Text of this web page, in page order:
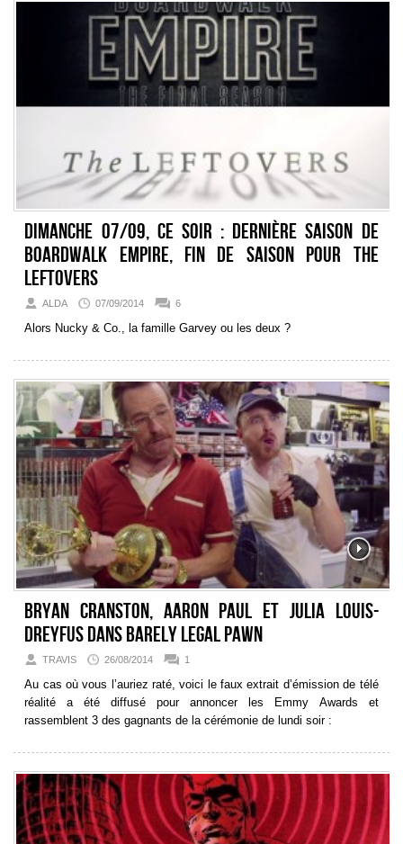
Dimanche 07/09, ce soir : dernière saison de
Boardwalk Empire, fin de saison pour The
Leftovers
ALDA 07/09/2014 6
Alors Nucky & Co., la famille Garvey ou les deux ?
Bryan Cranston, Aaron Paul et Julia Louis-
Dreyfus dans Barely Legal Pawn
TRAVIS 26/08/2014 1
Au cas où vous l’auriez raté, voici le faux extrait d’émission de télé
réalité a été diffusé pour annoncer les Emmy Awards et
rassemblent 3 des gagnants de la cérémonie de lundi soir :